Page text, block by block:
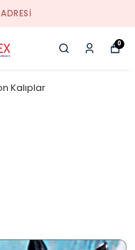
0
Kalıplar